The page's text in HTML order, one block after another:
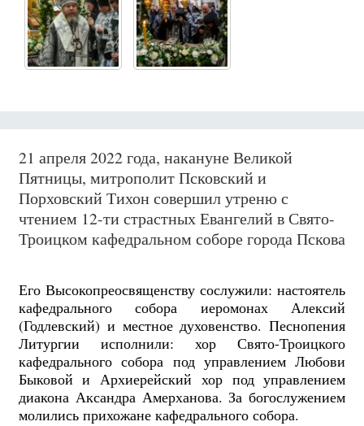
21 апреля 2022 года, накануне Великой
Пятницы, митрополит Псковский и
Порховский Тихон совершил утреню с
чтением 12-ти страстных Евангелий в Свято-
Троицком кафедральном соборе города Пскова
Его Высокопреосвященству сослужили: настоятель
кафедрального собора иеромонах Алексий
(Годлевский) и местное духовенство. Песнопения
Литургии исполнили: хор Свято-Троицкого
кафедрального собора под управлением Любови
Быковой и Архиерейский хор под управлением
диакона Аксандра Амерханова. За богослужением
молились прихожане кафедрального собора.